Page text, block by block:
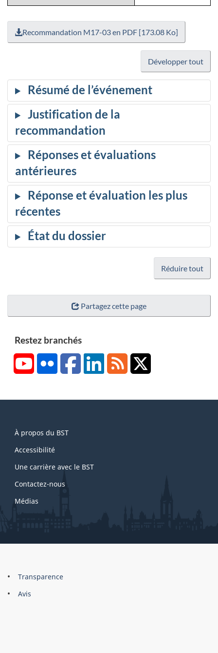
Recommandation M17-03 en PDF [173.08 Ko]
Développer tout
Réduire tout
Partagez cette page
Restez branchés
YouTubeFlickr FacebookLinkedInRSS
this
site
À propos du BST
Accessibilité
Une carrière avec le BST
Contactez-nous
Médias
About
this
Brand
Transparence
Avis